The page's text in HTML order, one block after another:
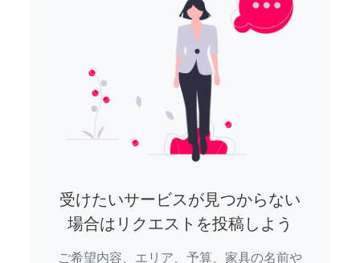
受けたいサービスが見つからない
場合はリクエストを投稿しよう
ご希望内容、エリア、予算、家具の名前や